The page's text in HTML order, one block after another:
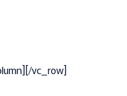
vc_row]